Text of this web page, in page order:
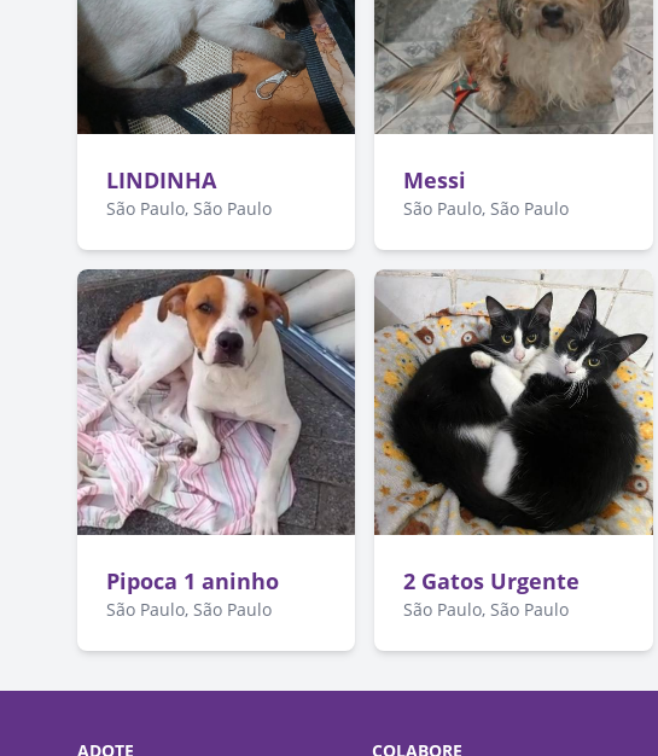
LINDINHA
São Paulo, São Paulo
Messi
São Paulo, São Paulo
Pipoca 1 aninho
São Paulo, São Paulo
2 Gatos Urgente
São Paulo, São Paulo
ADOTE COLABORE